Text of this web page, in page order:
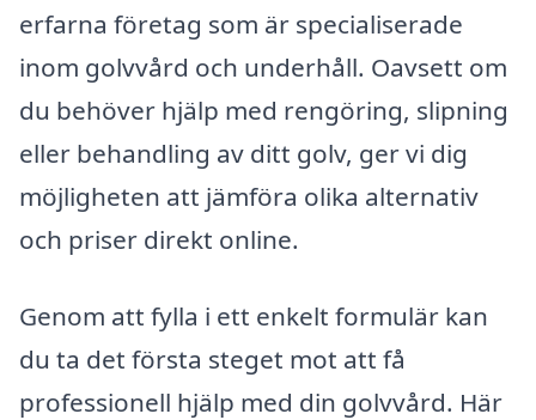
erfarna företag som är specialiserade
inom golvvård och underhåll. Oavsett om
du behöver hjälp med rengöring, slipning
eller behandling av ditt golv, ger vi dig
möjligheten att jämföra olika alternativ
och priser direkt online.
Genom att fylla i ett enkelt formulär kan
du ta det första steget mot att få
professionell hjälp med din golvvård. Här